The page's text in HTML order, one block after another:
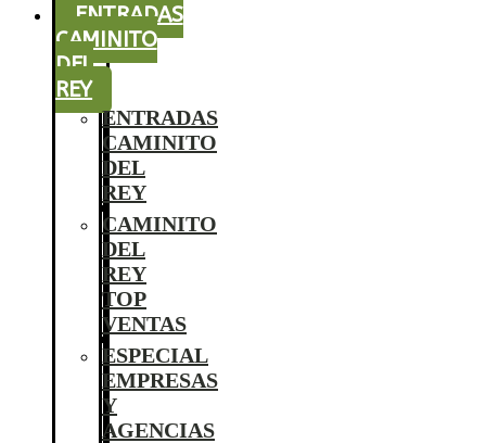
ENTRADAS
CAMINITO
DEL
REY
ENTRADAS
CAMINITO
DEL
REY
CAMINITO
DEL
REY
TOP
VENTAS
ESPECIAL
EMPRESAS
Y
AGENCIAS